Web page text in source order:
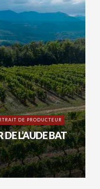
DE PRODUCTEUR
L’AUDE BAT